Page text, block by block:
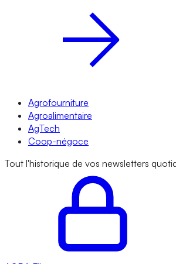
Agrofourniture
Agroalimentaire
AgTech
Coop-négoce
Tout l'historique de vos newsletters